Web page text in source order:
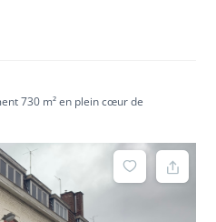
730 m² en plein cœur de